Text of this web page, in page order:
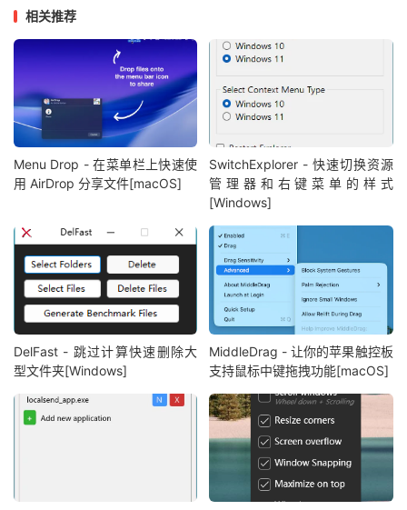
相关推荐
Menu Drop - 在菜单栏上快速使
用 AirDrop 分享文件[macOS]
SwitchExplorer - 快速切换资源
管理器和右键菜单的样式
[Windows]
DelFast - 跳过计算快速删除大
型文件夹[Windows]
MiddleDrag - 让你的苹果触控板
支持鼠标中键拖拽功能[macOS]